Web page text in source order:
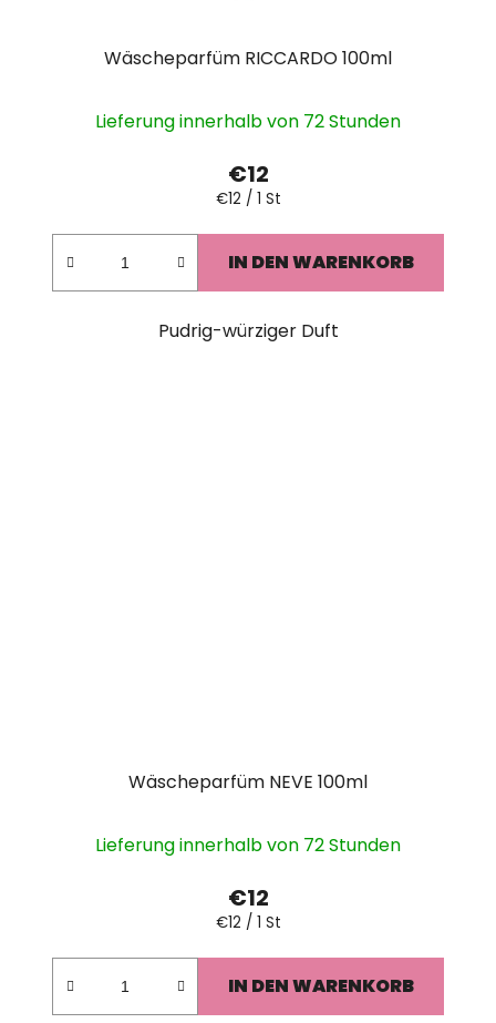
Wäscheparfüm RICCARDO 100ml
Lieferung innerhalb von 72 Stunden
€12
Verkaufspreis:
€12 / 1 St
IN DEN WARENKORB
Pudrig-würziger Duft
Wäscheparfüm NEVE 100ml
Lieferung innerhalb von 72 Stunden
€12
Verkaufspreis:
€12 / 1 St
IN DEN WARENKORB